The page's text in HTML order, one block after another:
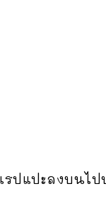
รปแปะลงบนไ